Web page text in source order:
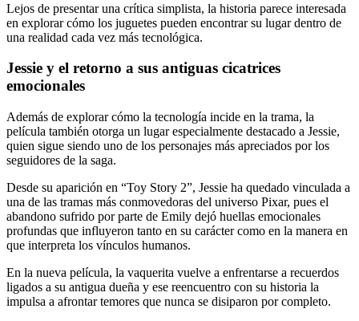
Lejos de presentar una crítica simplista, la historia parece interesada
en explorar cómo los juguetes pueden encontrar su lugar dentro de
una realidad cada vez más tecnológica.
Jessie y el retorno a sus antiguas cicatrices
emocionales
Además de explorar cómo la tecnología incide en la trama, la
película también otorga un lugar especialmente destacado a Jessie,
quien sigue siendo uno de los personajes más apreciados por los
seguidores de la saga.
Desde su aparición en “Toy Story 2”, Jessie ha quedado vinculada a
una de las tramas más conmovedoras del universo Pixar, pues el
abandono sufrido por parte de Emily dejó huellas emocionales
profundas que influyeron tanto en su carácter como en la manera en
que interpreta los vínculos humanos.
En la nueva película, la vaquerita vuelve a enfrentarse a recuerdos
ligados a su antigua dueña y ese reencuentro con su historia la
impulsa a afrontar temores que nunca se disiparon por completo.